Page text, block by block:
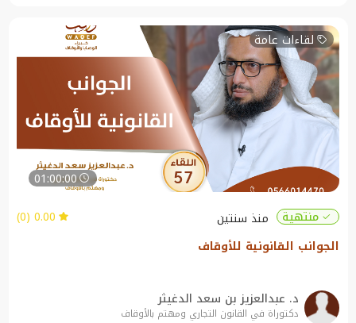
لقاءات عامة
01:00:00
منتهية
منذ سنتين
0.00 (0)
الجوانب القانونية للأوقاف
د. عبدالعزيز بن سعد الدغيثر
دكتوراة في القانون التجاري ومهتم بالأوقاف